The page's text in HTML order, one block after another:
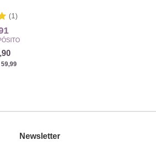
(1)
Newsletter